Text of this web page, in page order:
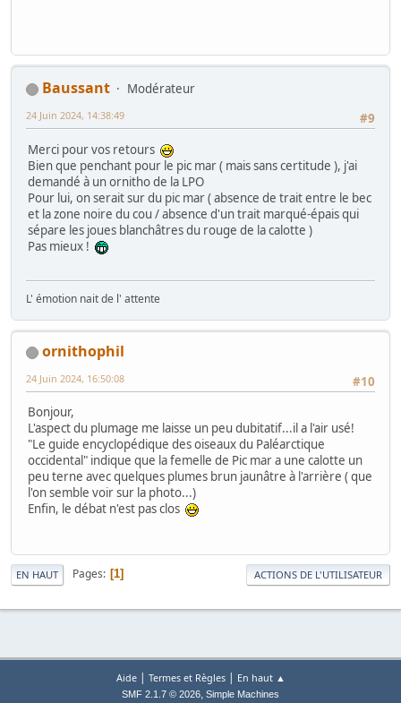
Baussant
Modérateur
#9
24 Juin 2024, 14:38:49
Merci pour vos retours
Bien que penchant pour le pic mar ( mais sans certitude ), j'ai
demandé à un ornitho de la LPO
Pour lui, on serait sur du pic mar ( absence de trait entre le bec
et la zone noire du cou / absence d'un trait marqué-épais qui
sépare les joues blanchâtres du rouge de la calotte )
Pas mieux !
L' émotion nait de l' attente
ornithophil
#10
24 Juin 2024, 16:50:08
Bonjour,
L'aspect du plumage me laisse un peu dubitatif...il a l'air usé!
"Le guide encyclopédique des oiseaux du Paléarctique
occidental" indique que la femelle de Pic mar a une calotte un
peu terne avec quelques plumes brun jaunâtre à l'arrière ( que
l'on semble voir sur la photo...)
Enfin, le débat n'est pas clos
EN HAUT Pages 1 ACTIONS DE L'UTILISATEUR
Aide| Termes et Règles| En haut ▲
SMF 2.1.7 © 2026, Simple Machines